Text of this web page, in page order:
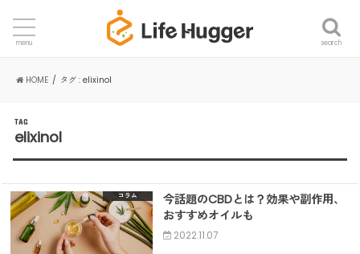
search
menu
HOME タグ : elixinol
TAG
elixinol
コラム
今話題のCBDとは？効果や副作用、
おすすめオイルも
2022.11.07